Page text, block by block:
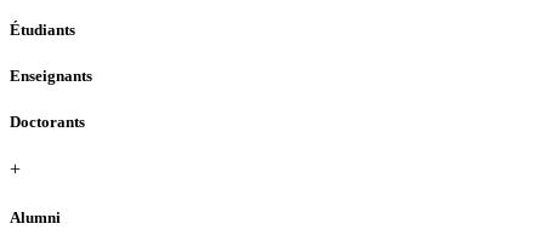
Étudiants
Enseignants
Doctorants
+
Alumni